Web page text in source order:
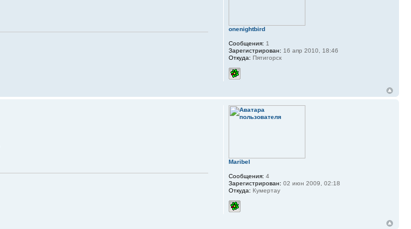
onenightbird
Сообщения: 1
Зарегистрирован: 16 апр 2010, 18:46
Откуда: Пятигорск
Maribel
Сообщения: 4
Зарегистрирован: 02 июн 2009, 02:18
Откуда: Кумертау